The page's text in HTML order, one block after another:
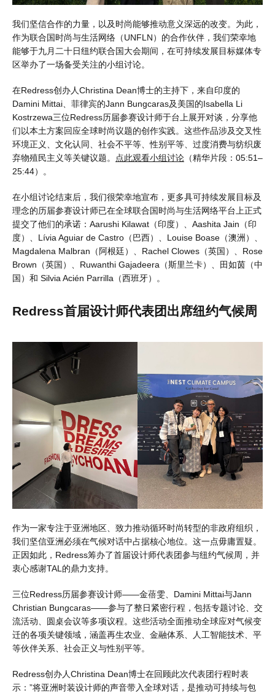
我们坚信合作的力量，以及时尚能够推动意义深远的改变。为此，
作为联合国时尚与生活网络（UNFLN）的合作伙伴，我们荣幸地
能够于九月二十日纽约联合国大会期间，在可持续发展目标媒体专
区举办了一场备受关注的小组讨论。
在Redress创办人Christina Dean博士的主持下，来自印度的
Damini Mittai、菲律宾的Jann Bungcaras及美国的Isabella Li
Kostrzewa三位Redress历届参赛设计师于台上展开对谈，分享他
们以本土方案回应全球时尚议题的创作实践。这些作品涉及交叉性
环境正义、文化认同、社会不平等、性别平等、过度消费与纺织废
弃物殖民主义等关键议题。
点此观看小组讨论 （精华片段：05:51–
25:44）。
在小组讨论结束后，我们很荣幸地宣布，更多具可持续发展目标及
理念的历届参赛设计师已在全球联合国时尚与生活网络平台上正式
提交了他们的承诺：Aarushi Kilawat（印度）、Aashita Jain（印
度）、Lívia Aguiar de Castro（巴西）、Louise Boase（澳洲）、
Magdalena Malbran（阿根廷）、Rachel Clowes（英国）、Rose
Brown（英国）、Ruwanthi Gajadeera（斯里兰卡）、田如茵（中
国）和 Silvia Acién Parrilla（西班牙）。
Redress首届设计师代表团出席纽约气候周
作为一家专注于亚洲地区、致力推动循环时尚转型的非政府组织，
我们坚信亚洲必须在气候对话中占据核心地位。这一点毋庸置疑。
正因如此，Redress筹办了首届设计师代表团参与纽约气候周，并
衷心感谢TAL的鼎力支持。
三位Redress历届参赛设计师——金蓓雯、Damini Mittai与Jann
Christian Bungcaras——参与了整日紧密行程，包括专题讨论、交
流活动、圆桌会议等多项议程。这些活动全面推动全球应对气候变
迁的各项关键领域，涵盖再生农业、金融体系、人工智能技术、平
等伙伴关系、社会正义与性别平等。
Redress创办人Christina Dean博士在回顾此次代表团行程时表
示：”将亚洲时装设计师的声音带入全球对话，是推动可持续与包